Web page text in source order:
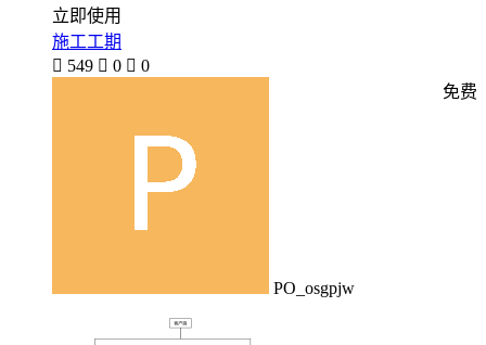
立即使用
施工工期
 549  0  0
PO_osgpjw
免费